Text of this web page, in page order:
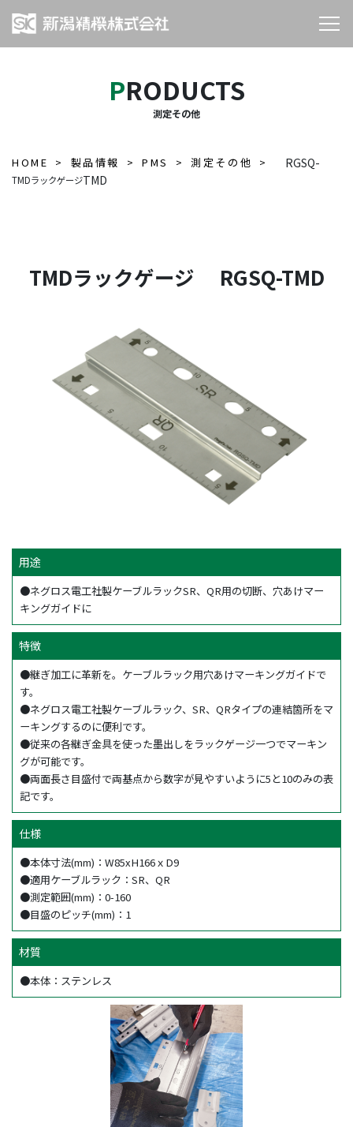
PRODUCTS
測定その他
HOME 製品情報 PMS 測定その他
TMDラックゲージ
RGSQ-
TMD
TMDラックゲージ RGSQ-TMD
用途
●ネグロス電工社製ケーブルラックSR、QR用の切断、穴あけマー
キングガイドに
特徴
●継ぎ加工に革新を。ケーブルラック用穴あけマーキングガイドで
す。
●ネグロス電工社製ケーブルラック、SR、QRタイプの連結箇所をマ
ーキングするのに便利です。
●従来の各継ぎ金具を使った墨出しをラックゲージ一つでマーキン
グが可能です。
●両面長さ目盛付で両基点から数字が見やすいように5と10のみの表
記です。
仕様
●本体寸法(mm)：W85xH166ｘD9
●適用ケーブルラック：SR、QR
●測定範囲(mm)：0-160
●目盛のピッチ(mm)：1
材質
●本体：ステンレス